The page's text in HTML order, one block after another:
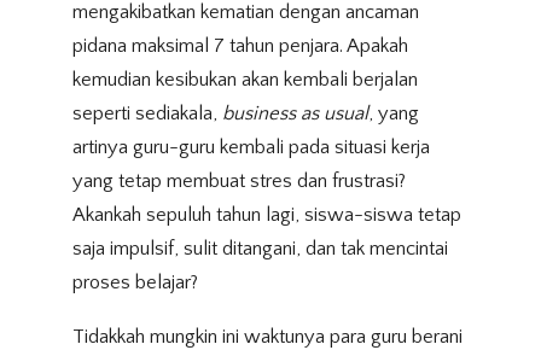
mengakibatkan kematian dengan ancaman
pidana maksimal 7 tahun penjara. Apakah
kemudian kesibukan akan kembali berjalan
seperti sediakala, business as usual, yang
artinya guru-guru kembali pada situasi kerja
yang tetap membuat stres dan frustrasi?
Akankah sepuluh tahun lagi, siswa-siswa tetap
saja impulsif, sulit ditangani, dan tak mencintai
proses belajar?
Tidakkah mungkin ini waktunya para guru berani